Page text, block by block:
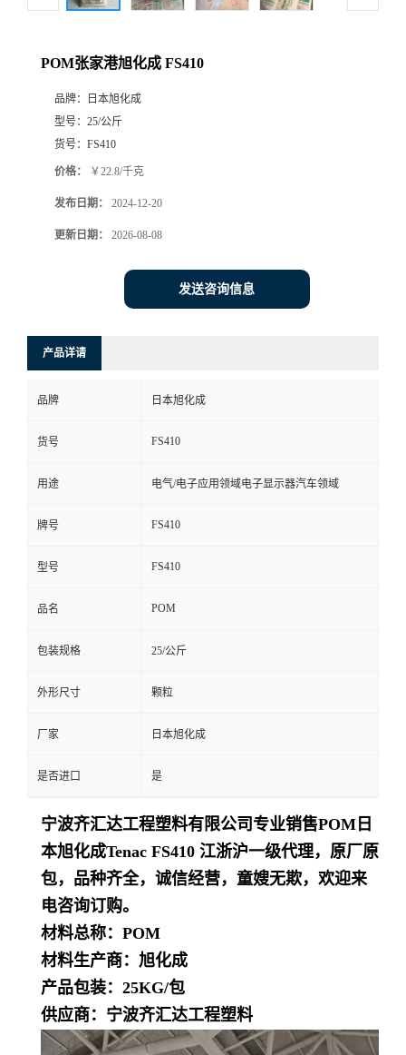
POM张家港旭化成 FS410
品牌：
日本旭化成
型号： 25/公斤
货号： FS410
价格： ￥22.8/千克
发布日期： 2024-12-20
更新日期： 2026-08-08
发送咨询信息
产品详请
品牌 日本旭化成
货号 FS410
用途 电气/电子应用领域电子显示器汽车领域
牌号 FS410
型号 FS410
品名 POM
包装规格 25/公斤
外形尺寸 颗粒
厂家 日本旭化成
是否进口 是
宁波齐汇达工程塑料有限公司专业销售POM日
本旭化成Tenac FS410 江浙沪一级代理，原厂原
包，品种齐全，诚信经营，童嫂无欺，欢迎来
电咨询订购。
材料总称：POM
材料生产商：旭化成
产品包装：25KG/包
供应商：宁波齐汇达工程塑料